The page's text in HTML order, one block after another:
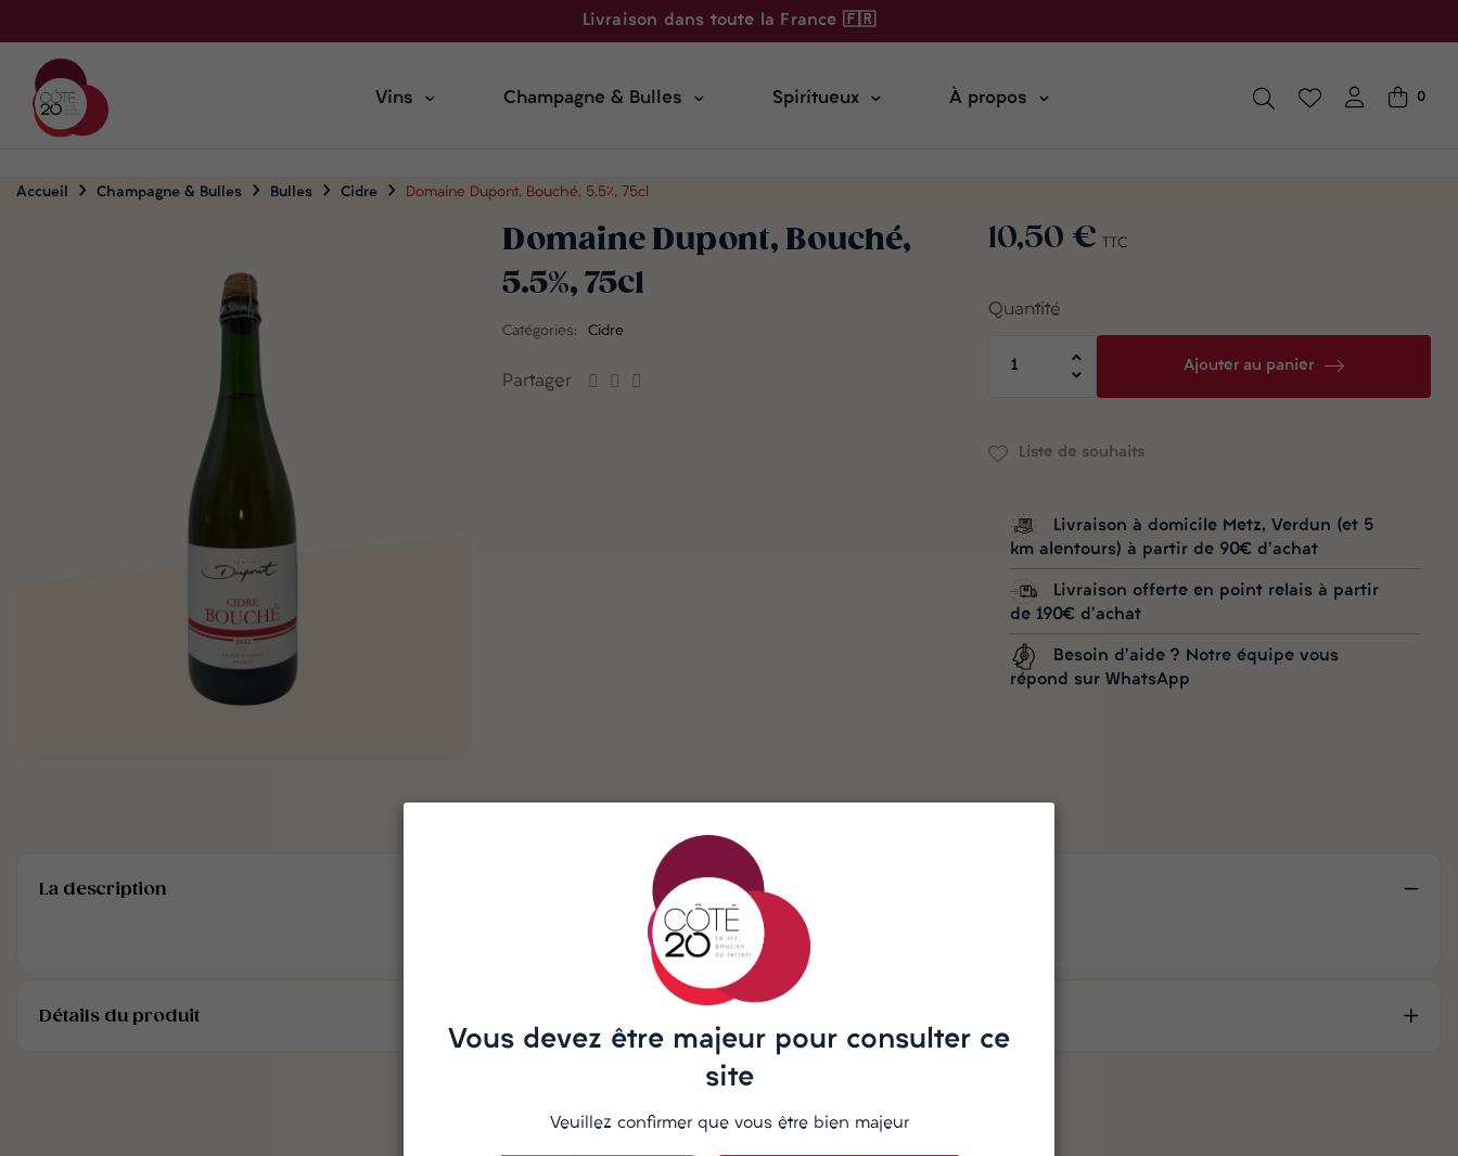
Livraison dans toute la France 🇫🇷
Vins Champagne & Bulles Spiritueux À propos 0
Accueil Champagne & Bulles Bulles Cidre Domaine Dupont, Bouché, 5.5%, 75cl
Domaine Dupont, Bouché,
5.5%, 75cl
Catégories: Cidre
Partager
10,50 € TTC
Quantité
Ajouter au panier
Liste de souhaits
Livraison à domicile Metz, Verdun (et 5
km alentours) à partir de 90€ d'achat
Livraison offerte en point relais à partir
de 190€ d'achat
Besoin d'aide ? Notre équipe vous
répond sur WhatsApp
La description
Détails du produit
Vous devez être majeur pour consulter ce
site
Veuillez confirmer que vous être bien majeur